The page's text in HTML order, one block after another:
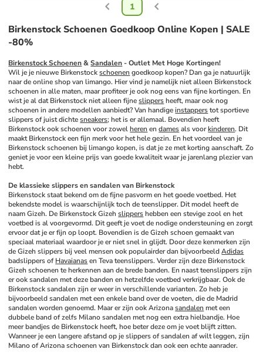
1
Birkenstock Schoenen Goedkoop Online Kopen | SALE
-80%
Birkenstock Schoenen & Sandalen - Outlet Met Hoge Kortingen!
Wil je je nieuwe Birkenstock schoenen goedkoop kopen? Dan ga je natuurlijk
naar de online shop van limango. Hier vind je namelijk niet alleen Birkenstock
schoenen in alle maten, maar profiteer je ook nog eens van fijne kortingen. En
wist je al dat Birkenstock niet alleen fijne slippers heeft, maar ook nog
schoenen in andere modellen aanbiedt? Van handige instappers tot sportieve
slippers of juist dichte sneakers; het is er allemaal. Bovendien heeft
Birkenstock ook schoenen voor zowel heren en dames als voor kinderen. Dit
maakt Birkenstock een fijn merk voor het hele gezin. En het voordeel van je
Birkenstock schoenen bij limango kopen, is dat je ze met korting aanschaft. Zo
geniet je voor een kleine prijs van goede kwaliteit waar je jarenlang plezier van
hebt.
De klassieke slippers en sandalen van Birkenstock
Birkenstock staat bekend om de fijne pasvorm en het goede voetbed. Het
bekendste model is waarschijnlijk toch de teenslipper. Dit model heeft de
naam Gizeh. De Birkenstock Gizeh slippers hebben een stevige zool en het
voetbed is al voorgevormd. Dit geeft je voet de nodige ondersteuning en zorgt
ervoor dat je er fijn op loopt. Bovendien is de Gizeh schoen gemaakt van
speciaal materiaal waardoor je er niet snel in glijdt. Door deze kenmerken zijn
de Gizeh slippers bij veel mensen ook populairder dan bijvoorbeeld Adidas
badslippers of Havaianas en Teva teenslippers. Verder zijn deze Birkenstock
Gizeh schoenen te herkennen aan de brede banden. En naast teenslippers zijn
er ook sandalen met deze banden en hetzelfde voetbed verkrijgbaar. Ook de
Birkenstock sandalen zijn er weer in verschillende varianten. Zo heb je
bijvoorbeeld sandalen met een enkele band over de voeten, die de Madrid
sandalen worden genoemd. Maar er zijn ook Arizona sandalen met een
dubbele band of zelfs Milano sandalen met nog een extra hielbandje. Hoe
meer bandjes de Birkenstock heeft, hoe beter deze om je voet blijft zitten.
Wanneer je een langere afstand op je slippers of sandalen af wilt leggen, zijn
Milano of Arizona schoenen van Birkenstock dan ook een echte aanrader.